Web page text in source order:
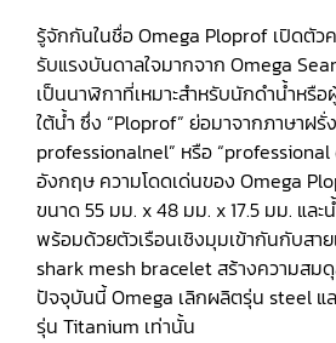
รู้จักกันในชื่อ Omega Ploprof เปิดตัว
รับแรงบันดาลใจมากจาก Omega
เป็นนาฬิกาที่เหมาะสำหรับนักดำน้ำหรื
ใต้น้ำ ซึ่ง “Ploprof” ย่อมาจากภาษาฝ
professionalnel” หรือ “professional
อังกฤษ ความโดดเด่นของ Omega
ขนาด 55 มม. x 48 มม. x 17.5 มม. แล
พร้อมด้วยตัวเรือนเชิงมุมเข้ากันกับสา
shark mesh bracelet สร้างความสม
ปัจจุบันนี้ Omega เลิกผลิตรุ่น steel แล
รุ่น Titanium เท่านั้น